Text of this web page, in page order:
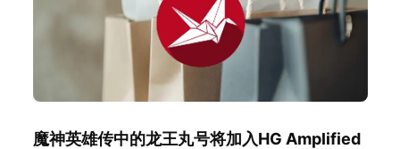
魔神英雄传中的龙王丸号将加入HG Amplified